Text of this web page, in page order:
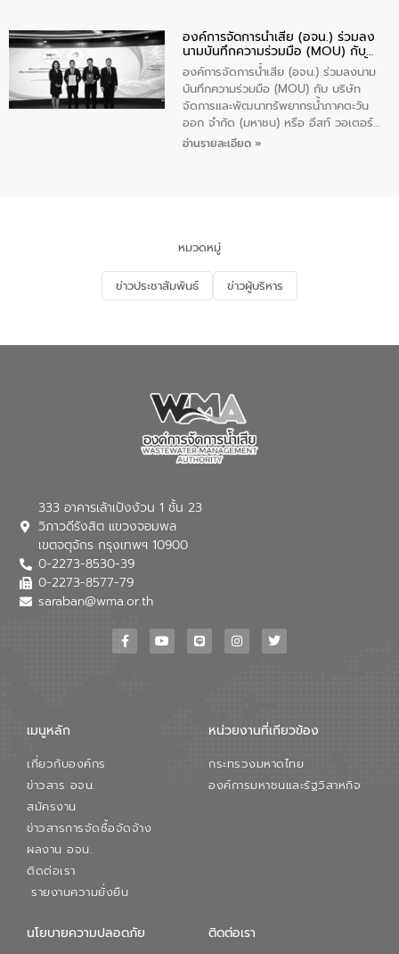
ชุมชนและการบำบัดน้ำเสียเบื้องต้น ให้กับ
นักเรียนชั้นประถมศึกษาปีที่ 5 โรงเรียน
เทศบาล 1 (พะเยาประชานุกูล) จำนวน 30
คน
องค์การจัดการน้ำเสีย (อจน.) ร่วมลง
นามบันทึกความร่วมมือ (MOU) กับ
บริษัท จัดการและพัฒนาทรัพยากรน้ำ
ภาคตะวันออก จำกัด (มหาชน) หรือ อีส
ท์ วอเตอร์
องค์การจัดการน้ำเสีย (อจน.) ร่วมลงนาม
บันทึกความร่วมมือ (MOU) กับ บริษัท
จัดการและพัฒนาทรัพยากรน้ำภาคตะวัน
ออก จำกัด (มหาชน) หรือ อีสท์ วอเตอร์
เมื่อวันอังคารที่ 4 สิงหาคม 2569 ณ ห้อง
ด้านน้ำของประเทศ และเตรียมความพร้อม
รองรับการเติบโตของเมือง รวมถึงการ
ลงทุนในอุตสาหกรรมแห่งอนาคต ตลอดจน
มุ่งตอบโจทย์ความท้าทายจากวิกฤตการ
ในครั้งนี้เป็นการดึงจุดแข็งและความ
(อจน.) มาผสานกับประสบการณ์และ
เทคโนโลยีโครงข่ายน้ำครบวงจรในพื้นที่ EEC
ของอีสท์ วอเตอร์ เพื่อร่วมกันศึกษา
เทคโนโลยีการปรับปรุงคุณภาพน้ำ (Water
Reuse) และพัฒนารูปแบบการดำเนินงาน
ใช้น้ำที่พุ่งสูงขึ้นจากการขยายตัวของ
การองค์การจัดการน้ำเสีย กล่าวถึงภารกิจ
เพื่อสนับสนุนการพัฒนาเมืองอย่างยั่งยืน
ขณะที่ นายบดินทร์ อุดล กรรมการผู้อำนวย
สมดุลทางเศรษฐกิจและสิ่งแวดล้อมได้อย่าง
ภาคเอกชนในครั้งนี้ นับเป็นก้าวสำคัญของ
องค์การจัดการน้ำเสีย (อจน.) ในการร่วมวาง
อ่านรายละเอียด »
หมวดหมู่
ข่าวประชาสัมพันธ์ ข่าวผู้บริหาร
333 อาคารเล้าเป้งง้วน 1 ชั้น 23
วิภาวดีรังสิต แขวงจอมพล
เขตจตุจักร กรุงเทพฯ 10900
0-2273-8530-39
0-2273-8577-79
saraban@wma.or.th
เมนูหลัก
เกี่ยวกับองค์กร
ข่าวสาร อจน.
สมัครงาน
ข่าวสารการจัดซื้อจัดจ้าง
ผลงาน อจน.
ติดต่อเรา
รายงานความยั่งยืน
หน่วยงานที่เกียวข้อง
กระทรวงมหาดไทย
องค์การมหาชนและรัฐวิสาหกิจ
นโยบายความปลอดภัย ติดต่อเรา